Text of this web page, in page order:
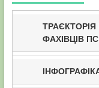
ФАХІВЦІВ